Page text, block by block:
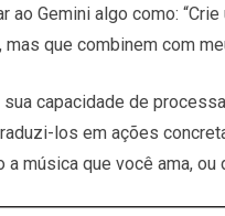
ao Gemini algo como:
mas que combinem com
sua capacidade de
los em ações
a música que você ama,